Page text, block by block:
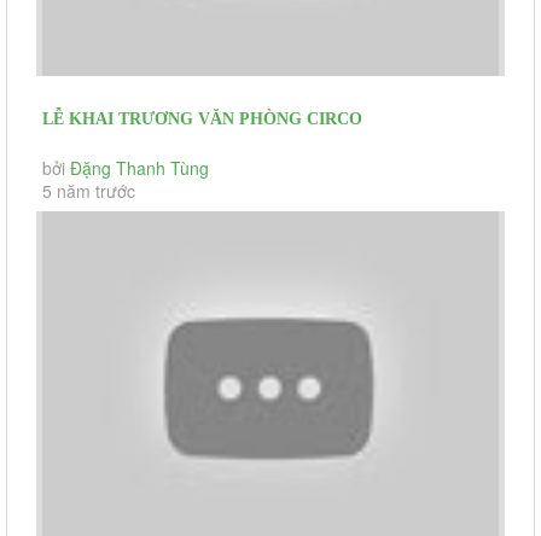
LỄ KHAI TRƯƠNG VĂN PHÒNG CIRCO
bởi Đặng Thanh Tùng
5 năm trước